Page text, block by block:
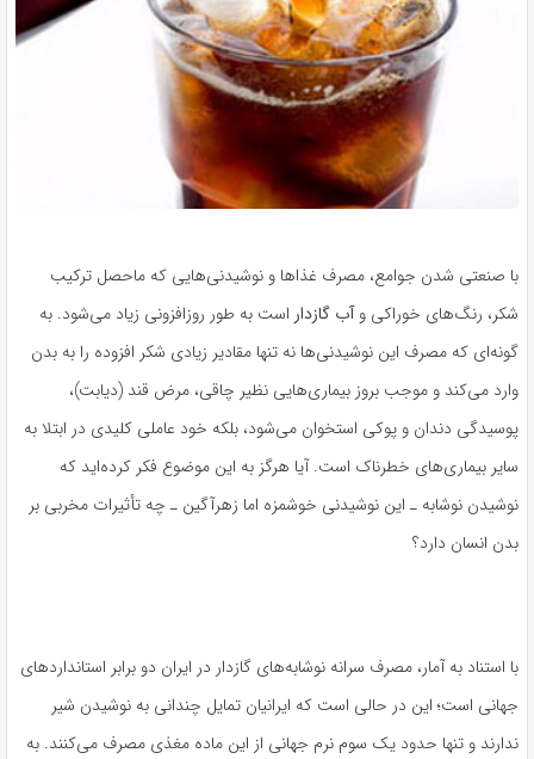
با صنعتی شدن جوامع، مصرف غذاها و نوشیدنی‌هایی که ماحصل ترکیب
شکر، رنگ‌های خوراکی وآب گازدار است به طور روزافزونی زیاد می‌شود. به
گونه‌ای که مصرف این نوشیدنی‌ها نه تنها مقادیر زیادی شکر افزوده را به بدن
وارد می‌کند و موجب بروز بیماری‌هایی نظیر چاقی، مرض قند (دیابت)،
پوسیدگی دندان و پوکی استخوان می‌شود، بلکه خود عاملی کلیدی در ابتلا به
سایر بیماری‌های خطرناک است. آیا هرگز به این موضوع فکر کرده‌اید که
نوشیدن نوشابه ـ این نوشیدنی خوشمزه اما زهرآگین ـ چه تأثیرات مخربی بر
بدن انسان دارد؟
با استناد به آمار، مصرف سرانه نوشابه‌های گازدار در ایران دو برابر استانداردهای
جهانی است؛ این در حالی است که ایرانیان تمایل چندانی به نوشیدن شیر
ندارند و تنها حدود یک سوم نرم جهانی از این ماده مغذی مصرف می‌کنند. به